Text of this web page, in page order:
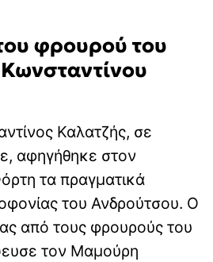
φρουρού του
Καλατζής, σε
αφηγήθηκε στον
τα πραγματικά
του Ανδρούτσου. Ο
από τους φρουρούς του
τον Μαμούρη